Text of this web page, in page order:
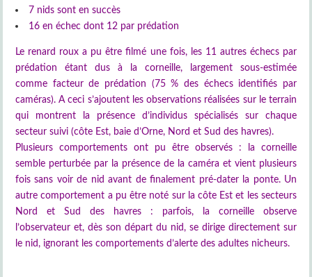
7 nids sont en succès
16 en échec dont 12 par prédation
Le renard roux a pu être filmé une fois, les 11 autres échecs par
prédation étant dus à la corneille, largement sous-estimée
comme facteur de prédation (75 % des échecs identifiés par
caméras). A ceci s’ajoutent les observations réalisées sur le terrain
qui montrent la présence d’individus spécialisés sur chaque
secteur suivi (côte Est, baie d’Orne, Nord et Sud des havres).
Plusieurs comportements ont pu être observés : la corneille
semble perturbée par la présence de la caméra et vient plusieurs
fois sans voir de nid avant de finalement pré-dater la ponte. Un
autre comportement a pu être noté sur la côte Est et les secteurs
Nord et Sud des havres : parfois, la corneille observe
l’observateur et, dès son départ du nid, se dirige directement sur
le nid, ignorant les comportements d’alerte des adultes nicheurs.